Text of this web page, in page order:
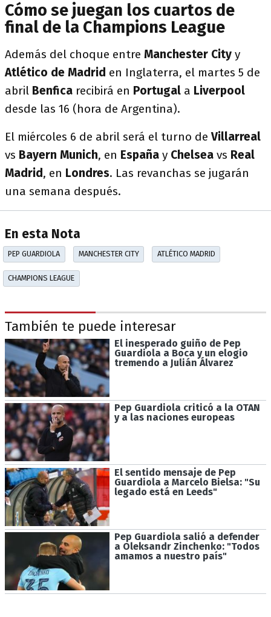
Cómo se juegan los cuartos de
final de la Champions League
Además del choque entre Manchester City y
Atlético de Madrid en Inglaterra, el martes 5 de
abril Benfica recibirá en Portugal a Liverpool
desde las 16 (hora de Argentina).
El miércoles 6 de abril será el turno deVillarreal
vs Bayern Munich, en España y Chelsea vs Real
Madrid, en Londres. Las revanchas se jugarán
una semana después.
En esta Nota
PEP GUARDIOLA MANCHESTER CITY ATLÉTICO MADRID
CHAMPIONS LEAGUE
También te puede interesar
El inesperado guiño de Pep
Guardiola a Boca y un elogio
tremendo a Julián Álvarez
Pep Guardiola criticó a la OTAN
y a las naciones europeas
El sentido mensaje de Pep
Guardiola a Marcelo Bielsa: "Su
legado está en Leeds"
Pep Guardiola salió a defender
a Oleksandr Zinchenko: "Todos
amamos a nuestro país"